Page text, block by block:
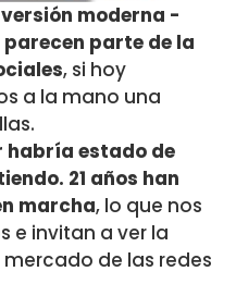
moderna -
parte de la
, si hoy
a la mano una
habría estado de
21 años han
marcha, lo que nos
e invitan a ver la
de las redes